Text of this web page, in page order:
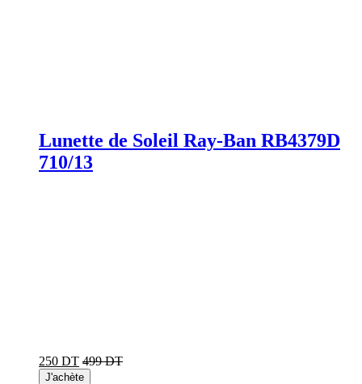
Lunette de Soleil Ray-Ban RB4379D
710/13
250 DT 499 DT
J'achète